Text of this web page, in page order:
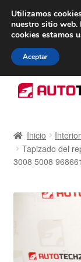
De lunes
navegación
al
Caja
Envío al mundo
Inicio Interior
Tapizado del
3008 5008
Utilizamos
nuestro sitio web.
cookies estamos
Aceptar